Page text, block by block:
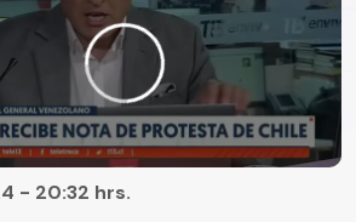
- 20:32 hrs.